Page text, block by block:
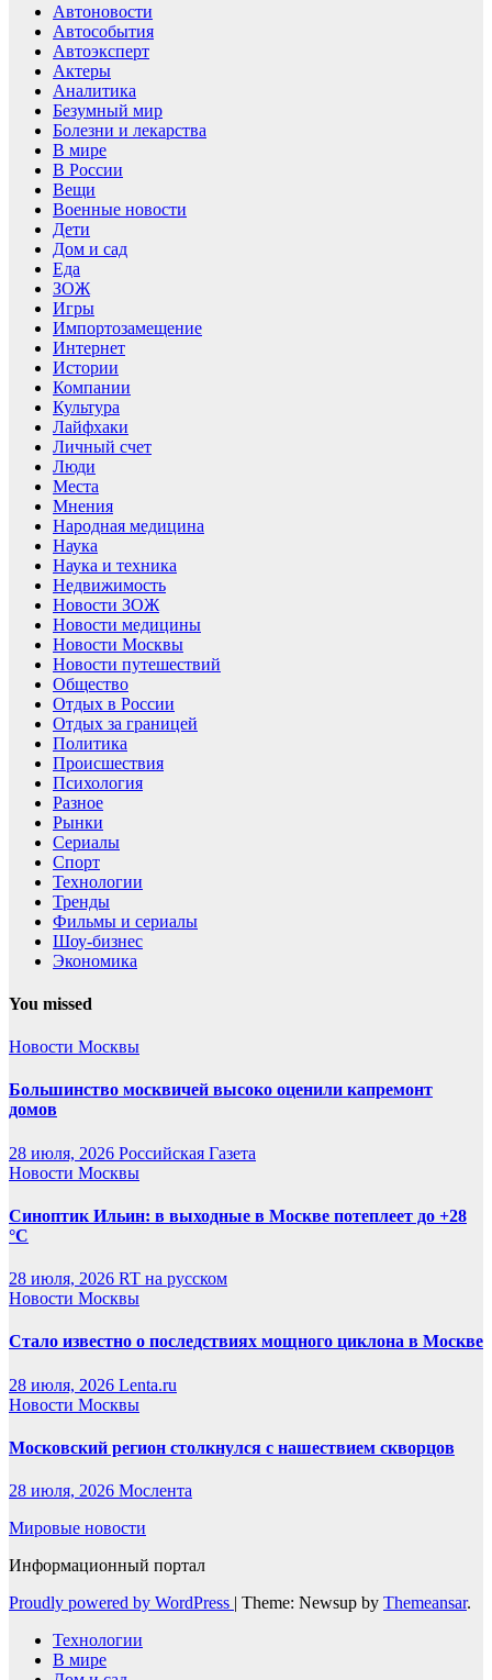
Автоновости
Автособытия
Автоэксперт
Актеры
Аналитика
Безумный мир
Болезни и лекарства
В мире
В России
Вещи
Военные новости
Дети
Дом и сад
Еда
ЗОЖ
Игры
Импортозамещение
Интернет
Истории
Компании
Культура
Лайфхаки
Личный счет
Люди
Места
Мнения
Народная медицина
Наука
Наука и техника
Недвижимость
Новости ЗОЖ
Новости медицины
Новости Москвы
Новости путешествий
Общество
Отдых в России
Отдых за границей
Политика
Происшествия
Психология
Разное
Рынки
Сериалы
Спорт
Технологии
Тренды
Фильмы и сериалы
Шоу-бизнес
Экономика
You missed
Новости Москвы
Большинство москвичей высоко оценили капремонт
домов
28 июля, 2026 Российская Газета
Новости Москвы
Синоптик Ильин: в выходные в Москве потеплеет до +28
°C
28 июля, 2026 RT на русском
Новости Москвы
Стало известно о последствиях мощного циклона в Москве
28 июля, 2026 Lenta.ru
Новости Москвы
Московский регион столкнулся с нашествием скворцов
28 июля, 2026 Мослента
Мировые новости
Информационный портал
Proudly powered by WordPress | Theme: Newsup by Themeansar.
Технологии
В мире